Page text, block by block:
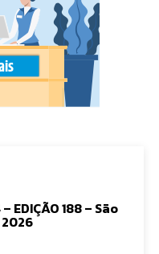
EDIÇÃO 188 – São